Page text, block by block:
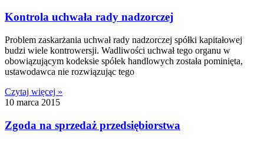
Kontrola uchwała rady nadzorczej
Problem zaskarżania uchwał rady nadzorczej spółki kapitałowej
budzi wiele kontrowersji. Wadliwości uchwał tego organu w
obowiązującym kodeksie spółek handlowych została pominięta,
ustawodawca nie rozwiązując tego
Czytaj więcej »
10 marca 2015
Zgoda na sprzedaż przedsiębiorstwa